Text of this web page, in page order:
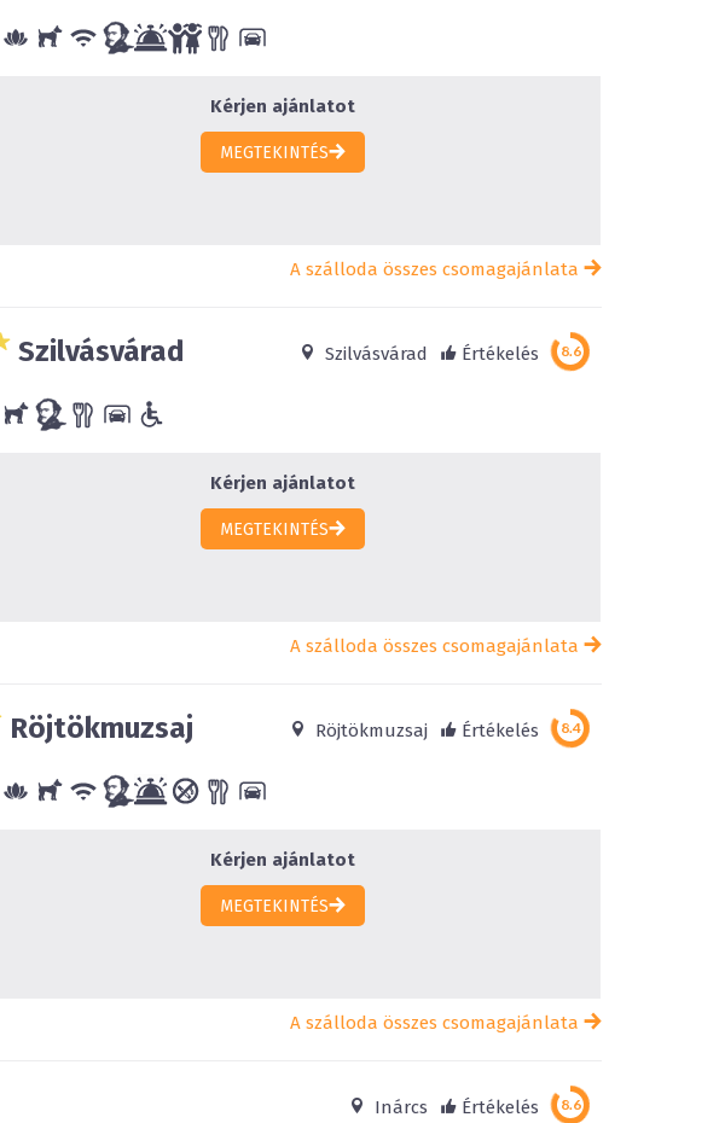
Kérjen ajánlatot
MEGTEKINTÉS
A szálloda összes csomagajánlata
Szilvásvárad Szilvásvárad Értékelés
Kérjen ajánlatot
MEGTEKINTÉS
A szálloda összes csomagajánlata
Röjtökmuzsaj Röjtökmuzsaj Értékelés
Kérjen ajánlatot
MEGTEKINTÉS
A szálloda összes csomagajánlata
Inárcs Értékelés